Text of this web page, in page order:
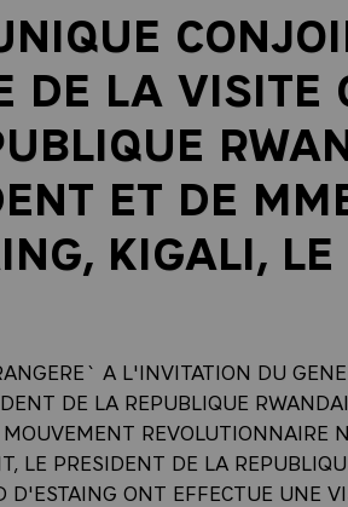
DE LA VISITE
ET DE
KIGALI,
A L'INVITATION DU
DE LA REPUBLIQUE
REVOLUTIONNAIRE
LE PRESIDENT DE LA
D'ESTAING ONT EFFECTUE UNE